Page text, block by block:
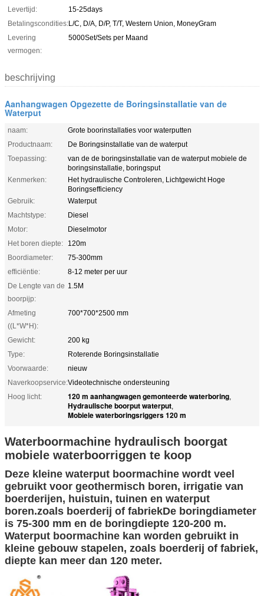
Levertijd:
15-25days
Betalingscondities:L/C, D/A, D/P, T/T, Western Union, MoneyGram
Levering
vermogen:
5000Set/Sets per Maand
beschrijving
Aanhangwagen Opgezette de Boringsinstallatie van de
Waterput
naam:
Grote boorinstallaties voor waterputten
Productnaam:
De Boringsinstallatie van de waterput
Toepassing:
van de de boringsinstallatie van de waterput mobiele de
boringsinstallatie, boringsput
Kenmerken:
Het hydraulische Controleren, Lichtgewicht Hoge
Boringsefficiency
Gebruik:
Waterput
Machtstype:
Diesel
Motor:
Dieselmotor
Het boren diepte:
120m
Boordiameter:
75-300mm
efficiëntie:
8-12 meter per uur
De Lengte van de
boorpijp:
1.5M
Afmeting
((L*W*H):
700*700*2500 mm
Gewicht:
200 kg
Type:
Roterende Boringsinstallatie
Voorwaarde:
nieuw
Naverkoopservice:Videotechnische ondersteuning
Hoog licht:
120 m aanhangwagen gemonteerde waterboring,
Hydraulische boorput waterput,
Mobiele waterboringsriggers 120 m
Waterboormachine hydraulisch boorgat
mobiele waterboorriggen te koop
Deze kleine waterput boormachine wordt veel
gebruikt voor geothermisch boren, irrigatie van
boerderijen, huistuin, tuinen en waterput
boren.zoals boerderij of fabriekDe boringdiameter
is 75-300 mm en de boringdiepte 120-200 m.
Waterput boormachine kan worden gebruikt in
kleine gebouw stapelen, zoals boerderij of fabriek,
diepte kan meer dan 120 meter.